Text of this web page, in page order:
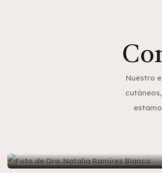
Nuestro
Dra. Natalia Ramírez